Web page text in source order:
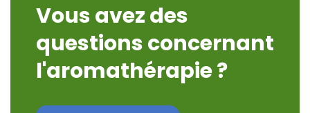
Vous avez des
questions concernant
l'aromathérapie ?